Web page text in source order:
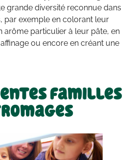
grande diversité reconnue dans
par exemple en colorant leur
arôme particulier à leur pâte, en
ou encore en créant une
familles